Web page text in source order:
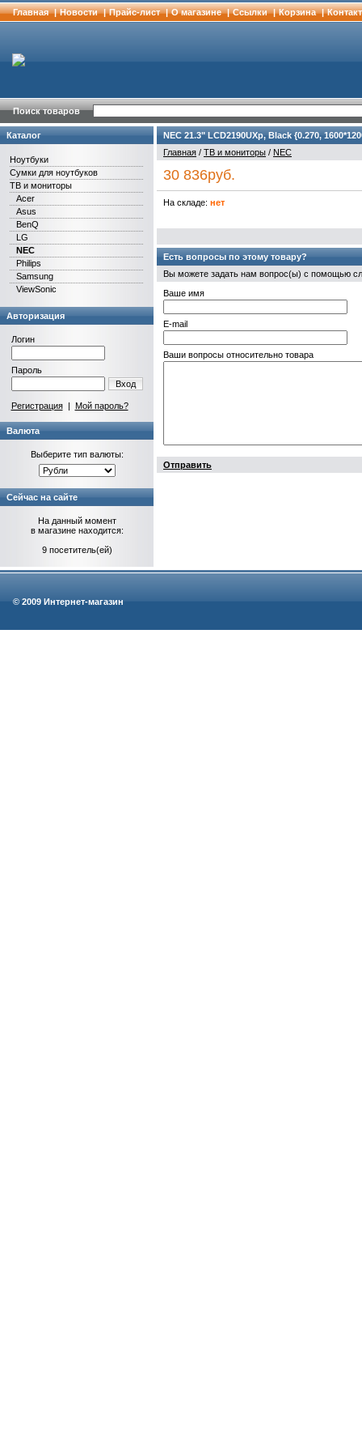
Главная | Новости | Прайс-лист | О магазине | Cсылки | Корзина |
Поиск товаров
Каталог
Ноутбуки
Сумки для ноутбуков
ТВ и мониторы
Acer
Asus
BenQ
LG
NEC
Philips
Samsung
ViewSonic
Авторизация
Логин
Пароль
Вход
Регистрация| Мой пароль?
Валюта
Выберите тип валюты:
Сейчас на сайте
На данный момент
в магазине находится:
9 посетитель(ей)
NEC 21.3" LCD2190UXp, Black {0.270,
Главная / ТВ и мониторы / NEC
30 836руб.
На складе: нет
Есть вопросы по этому товару?
Вы можете задать нам вопрос(ы) с помощью
Ваше имя
E-mail
Ваши вопросы относительно товара
Отправить
© 2009 Интернет-магазин